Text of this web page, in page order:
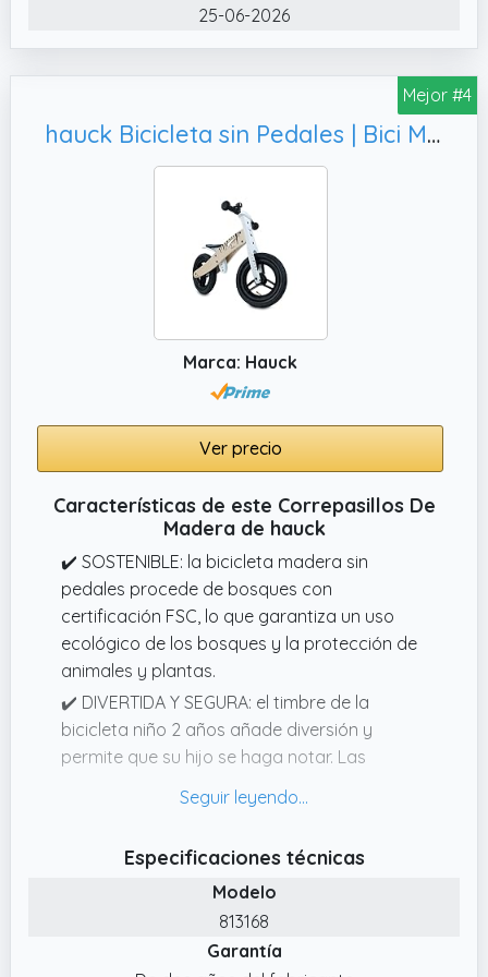
también ayuda a desarrollar la coordinación
25-06-2026
Mejor #4
hauck Bicicleta sin Pedales | Bici Madera Certificada FSC® - Correpasillos Bebe a partir de 24 Meses - Sillín Ajustable - Ruedas Neumáticas 12 Pulgadas - Timbre - Zebra
Marca: Hauck
Ver precio
Características de este Correpasillos De
Madera de hauck
✔️ SOSTENIBLE: la bicicleta madera sin
pedales procede de bosques con
certificación FSC, lo que garantiza un uso
ecológico de los bosques y la protección de
animales y plantas.
✔️ DIVERTIDA Y SEGURA: el timbre de la
bicicleta niño 2 años añade diversión y
permite que su hijo se haga notar. Las
proporcionan un buen agarre.
pulgadas de la bici sin pedales niño 2 años
proporcionan una conducción amortiguada
en cualquier superficie. Las válvulas son
accesibles y cómodas de inflar.
Especificaciones técnicas
Modelo
813168
Garantía